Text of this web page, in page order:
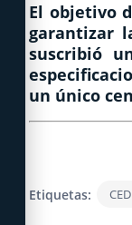
El objetivo
garantizar
suscribió
un único
Etiquetas: